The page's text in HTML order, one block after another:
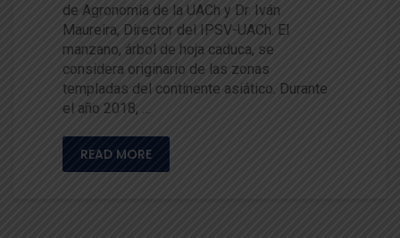
de Agronomía de la UACh y Dr. Iván
Maureira, Director del IPSV-UACh. El
manzano, árbol de hoja caduca, se
considera originario de las zonas
templadas del continente asiático. Durante
el año 2018, …
READ MORE